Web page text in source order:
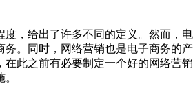
，给出了许多不同的定义。然而，电
务。同时，网络营销也是电子商务的产
在此之前有必要制定一个好的网络营销